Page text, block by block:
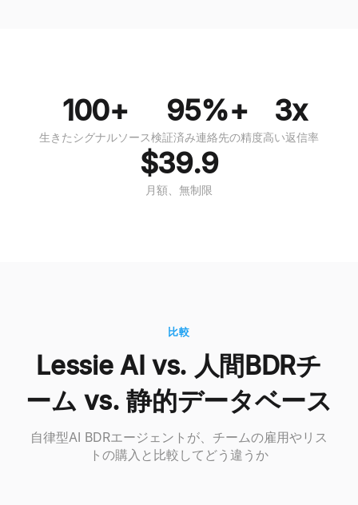
100+
生きたシグナルソース
95%+
検証済み連絡先の精度
3x
高い返信率
$39.9
月額、無制限
比較
Lessie AI vs. 人間BDRチ
ーム vs. 静的データベース
自律型AI BDRエージェントが、チームの雇用やリス
トの購入と比較してどう違うか